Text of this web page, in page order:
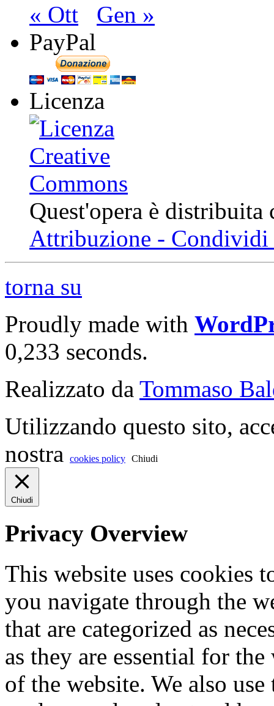
« Ott
Gen »
PayPal
Licenza
Quest'opera è
Attribuzione - Condividi
torna su
Proudly made with
0,233 seconds.
Realizzato da Tommaso
Utilizzando questo sito,
nostra
cookies policy Chiudi
Chiudi
Privacy Overview
This website uses cookies
you navigate through the
that are categorized as
as they are essential for
of the website. We also